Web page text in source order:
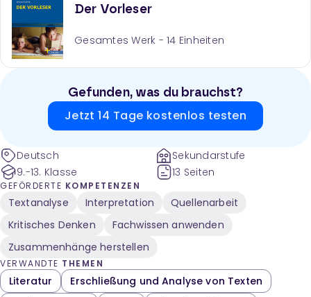
Der Vorleser
Gesamtes Werk - 14 Einheiten
Gefunden, was du brauchst?
Jetzt 14 Tage kostenlos testen
Deutsch
9.-13. Klasse
Sekundarstufe
13 Seiten
GEFÖRDERTE KOMPETENZEN
Textanalyse Interpretation
Quellenarbeit
Kritisches Denken
Fachwissen anwenden
Zusammenhänge herstellen
VERWANDTE THEMEN
Literatur
Erschließung und Analyse von Texten